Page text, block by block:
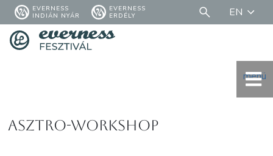
EVERNESS
INDIÁN NYÁR
EVERNESS
ERDÉLY
EN
menü
Asztro-workshop